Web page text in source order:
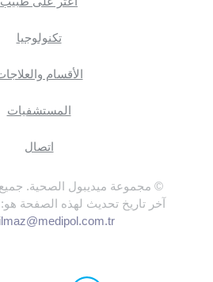
تكنولوجيا
الأقسام
المستشفيات
اتصال
© مجموعة ميديبول الصحية.
آخر تاريخ تحديث لهذه الصفحة هو: 6 أغسطس 2026 /